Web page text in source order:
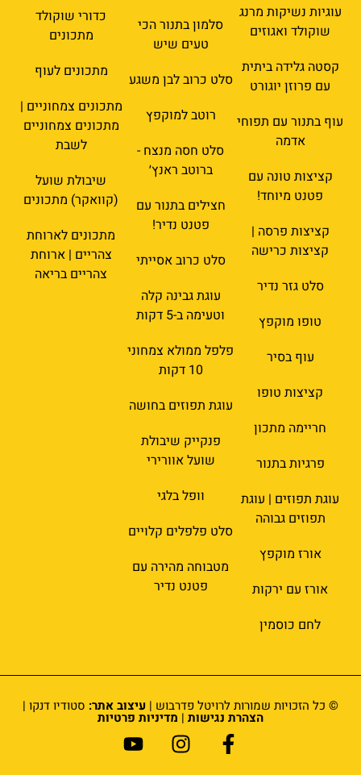
עוגיות נשיקות מרנג
שוקולד ואגוזים
קסטה גלידה ביתית
עם פרוזן יוגורט
עוף בתנור עם תפוחי
אדמה
קציצות טונה עם
פטנט מיוחד!
קציצות פרסה |
קציצות כרישה
סלט גזר נדיר
טופו מוקפץ
עוף בסיר
קציצות טופו
חריימה מתכון
פרגיות בתנור
עוגת תפוזים | עוגת
תפוזים גבוהה
אורז מוקפץ
אורז עם ירקות
לחם כוסמין
סלמון בתנור הכי
טעים שיש
סלט כרוב לבן משגע
רוטב למוקפץ
סלט חסה מנצח -
ברוטב ראנץ׳
חצילים בתנור עם
פטנט נדיר!
סלט כרוב אסייתי
עוגת גבינה קלה
וטעימה ב-5 דקות
פלפל ממולא צמחוני
10 דקות
עוגת תפוזים בחושה
פנקייק שיבולת
שועל אוורירי
וופל בלגי
סלט פלפלים קלויים
מטבוחה מהירה עם
פטנט נדיר
כדורי שוקולד
מתכונים
מתכונים לעוף
מתכונים צמחוניים |
מתכונים צמחוניים
לשבת
שיבולת שועל
(קוואקר) מתכונים
מתכונים לארוחת
צהריים | ארוחת
צהריים בריאה
© כל הזכויות שמורות לרויטל פדרבוש | עיצוב אתר: סטודיו דנקו |
הצהרת נגישות | מדיניות פרטיות